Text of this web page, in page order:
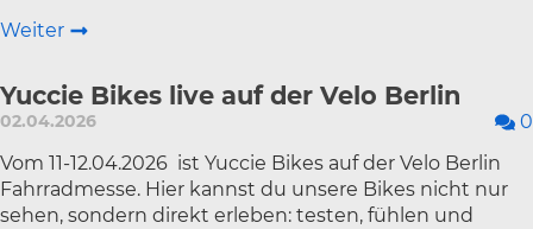
Weiter
Yuccie Bikes live auf der Velo Berlin
02.04.2026 0
Vom 11-12.04.2026 ist Yuccie Bikes auf der Velo Berlin
Fahrradmesse. Hier kannst du unsere Bikes nicht nur
sehen, sondern direkt erleben: testen, fühlen und